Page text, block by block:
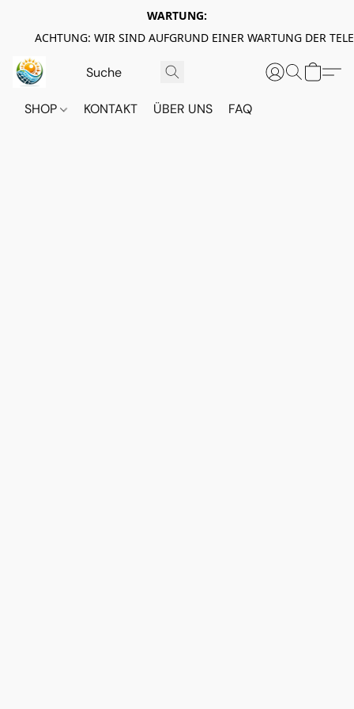
WARTUNG:
ACHTUNG: WIR SIND AUFGRUND EINER WARTUNG DER
SHOP KONTAKT ÜBER UNS FAQ